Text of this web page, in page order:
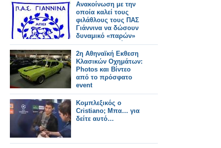
Ανακοίνωση με την
οποία καλεί τους
φιλάθλους τους ΠΑΣ
Γιάννινα να δώσουν
δυναμικό «παρών»
στους «Ζωσιμάδες»
2η Αθηναϊκή Εκθεση
Κλασικών Οχημάτων:
Photos και Βίντεο
από το πρόσφατο
event
Κομπλεξικός ο
Cristiano; Μπα… για
δείτε αυτό…